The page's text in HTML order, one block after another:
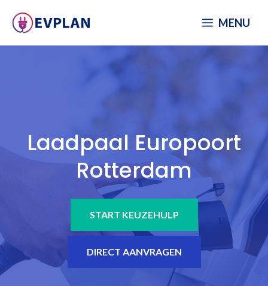
naar
MENU
Laadpaal Europoort
Rotterdam
START KEUZEHULP
DIRECT AANVRAGEN